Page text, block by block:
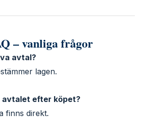
– vanliga frågor
avtal?
lagen.
avtalet efter köpet?
finns direkt.